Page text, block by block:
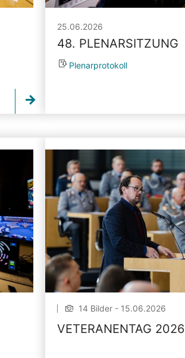
25.06.2026
48. PLENARSITZUNG
Plenarprotokoll
14 Bilder - 15.06.2026
VETERANENTAG 2026